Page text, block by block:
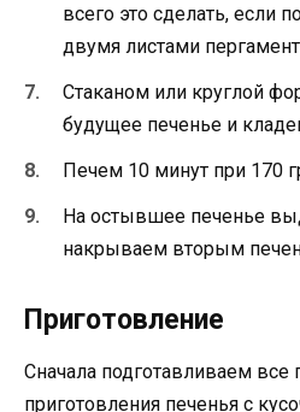
всего это сделать, если
двумя листами
Стаканом или круглой
будущее печенье и
Печем 10 минут при 170
На остывшее печенье
накрываем вторым
Приготовление
Сначала подготавливаем все
приготовления печенья с